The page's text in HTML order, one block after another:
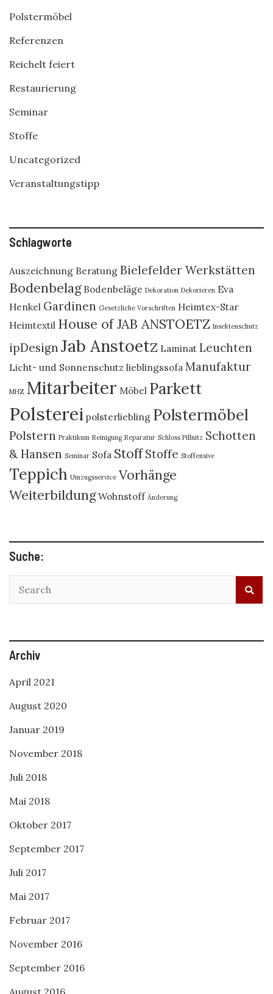
Polstermöbel
Referenzen
Reichelt feiert
Restaurierung
Seminar
Stoffe
Uncategorized
Veranstaltungstipp
Schlagworte
Auszeichnung Beratung Bielefelder Werkstätten
Bodenbelag Bodenbeläge Dekoration Dekorieren Eva
Henkel Gardinen Gesetzliche Vorschriften Heimtex-Star
Heimtextil House of JAB ANSTOETZ Insektenschutz
ipDesign Jab Anstoetz Laminat Leuchten
Licht- und Sonnenschutz lieblingssofa Manufaktur
MHZ Mitarbeiter Möbel Parkett
Polsterei polsterliebling Polstermöbel
Polstern Praktikum Reinigung Reparatur Schloss Pillnitz Schotten
& Hansen Seminar Sofa Stoff Stoffe Stoffensive
Teppich Umzugsservice Vorhänge
Weiterbildung Wohnstoff Änderung
Suche:
Archiv
April 2021
August 2020
Januar 2019
November 2018
Juli 2018
Mai 2018
Oktober 2017
September 2017
Juli 2017
Mai 2017
Februar 2017
November 2016
September 2016
August 2016